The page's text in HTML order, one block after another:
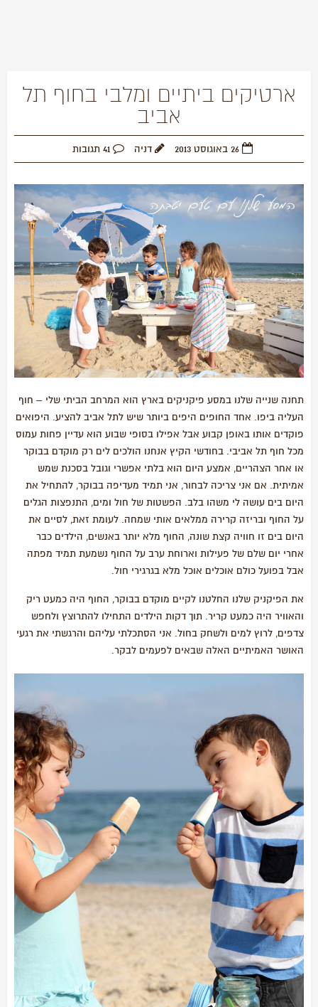
ארטיקים ביתיים ומלבי בחוף תל
אביב
דניה
תחנה שנייה שלנו במסע פיקניקים בארץ הוא המרחב הביתי שלי – חוף
העליה ביפו. אחד החופים היפים ביותר שיש לתל אביב להציע. היפואים
פוקדים אותו באופן קבוע אבל אפילו בסופי שבוע הוא עדיין פחות עמוס
מכל חוף תל אביבי. בחודשי הקיץ אנחנו הולכים לים רק מוקדם בבוקר
או אחר הצהריים, אמצע היום הוא בלתי אפשרי וגובל בסכנת שמש
אמיתית. אם אני צריכה לבחור, אני תמיד מעדיפה בבוקר, להתחיל את
היום בים עושה לי משהו בלב. הפשטות של חול ומים, התנפצות הגלים
על החוף ובריזה קרירה ממלאים אותי שמחה. לעומת זאת, לסיים את
היום בים זו חוויה קצת שונה, החוף מלא יותר באנשים, הילדים כבר
אחרי יום שלם של פעילות וארוחת ערב על החוף נשמעת תמיד מפתה
אבל בפועל כולם אוכלים אוכל מלא בגרגירי חול.
את הפיקניק שלנו החלטנו לקיים מוקדם בבוקר, החוף היה כמעט ריק
והאוויר היה כמעט קריר. תוך דקות הילדים התחילו להתרוצץ ולחפש
צדפים, לרוץ למים ולשחק בחול. אני הסתכלתי עליהם והרגשתי את רגעי
האושר האמיתיים האלה שבאים לפעמים לבקר.